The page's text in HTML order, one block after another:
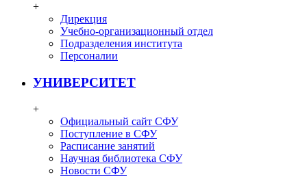
+
Дирекция
Учебно-организационный отдел
Подразделения института
Персоналии
УНИВЕРСИТЕТ
+
Официальный сайт СФУ
Поступление в СФУ
Расписание занятий
Научная библиотека СФУ
Новости СФУ